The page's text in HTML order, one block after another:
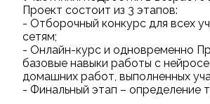
Проект состоит из 3 этапов:
- Отборочный конкурс для всех
сетям;
- Онлайн-курс и одновременно
базовые навыки работы с
домашних работ, выполненных
- Финальный этап – определение